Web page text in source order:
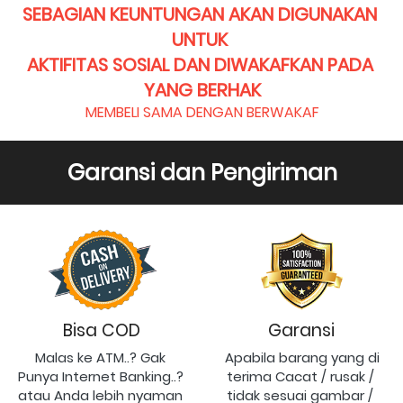
SEBAGIAN KEUNTUNGAN AKAN DIGUNAKAN
UNTUK
AKTIFITAS SOSIAL DAN DIWAKAFKAN PADA
YANG BERHAK
MEMBELI SAMA DENGAN BERWAKAF
Garansi dan Pengiriman
Bisa COD
Malas ke ATM..? Gak
Punya Internet Banking..?
atau Anda lebih nyaman
Garansi
Apabila barang yang di
terima Cacat / rusak /
tidak sesuai gambar /